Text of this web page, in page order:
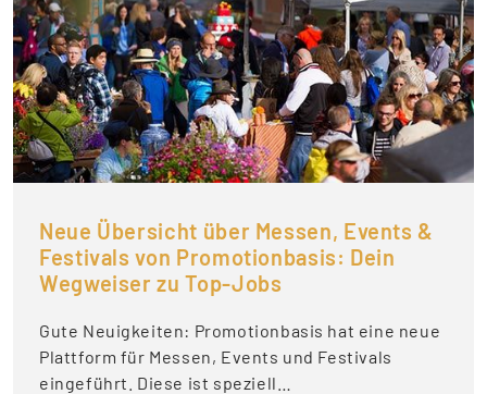
Neue Übersicht über Messen, Events &
Festivals von Promotionbasis: Dein
Wegweiser zu Top-Jobs
Gute Neuigkeiten: Promotionbasis hat eine neue
Plattform für Messen, Events und Festivals
eingeführt. Diese ist speziell…